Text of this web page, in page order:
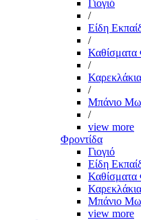
Γιογιό
/
Είδη
/
Καθίσματα
/
/
Μπάνιο
/
view more
Φροντίδα
Γιογιό
Είδη
Καθίσματα
Μπάνιο
view more